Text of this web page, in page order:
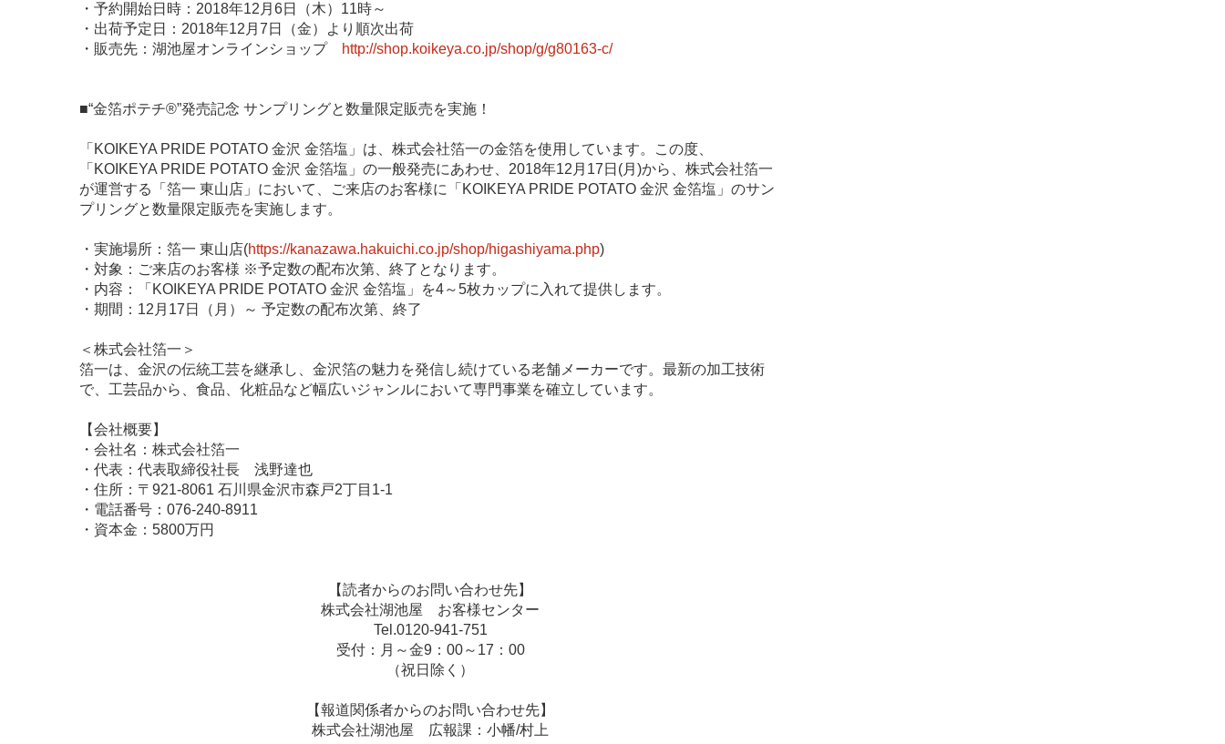
・予約開始日時：2018年12月6日（木）11時～
・出荷予定日：2018年12月7日（金）より順次出荷
・販売先：湖池屋オンラインショップ
http://shop.koikeya.co.jp/shop/g/g80163-c/
■“金箔ポテチ®”発売記念 サンプリングと数量限定販売を実施！
「KOIKEYA PRIDE POTATO 金沢 金箔塩」は、株式会社箔一の金箔を使用しています。この度、
「KOIKEYA PRIDE POTATO 金沢 金箔塩」の一般発売にあわせ、2018年12月17日(月)から、株式会社箔一
が運営する「箔一 東山店」において、ご来店のお客様に「KOIKEYA PRIDE POTATO 金沢 金箔塩」のサン
プリングと数量限定販売を実施します。
・実施場所：箔一 東山店(https://kanazawa.hakuichi.co.jp/shop/higashiyama.php)
・対象：ご来店のお客様 ※予定数の配布次第、終了となります。
・内容：「KOIKEYA PRIDE POTATO 金沢 金箔塩」を4～5枚カップに入れて提供します。
・期間：12月17日（月）～ 予定数の配布次第、終了
＜株式会社箔一＞
箔一は、金沢の伝統工芸を継承し、金沢箔の魅力を発信し続けている老舗メーカーです。最新の加工技術
で、工芸品から、食品、化粧品など幅広いジャンルにおいて専門事業を確立しています。
【会社概要】
・会社名：株式会社箔一
・代表：代表取締役社長 浅野達也
・住所：〒921-8061 石川県金沢市森戸2丁目1-1
・電話番号：076-240-8911
・資本金：5800万円
【読者からのお問い合わせ先】
株式会社湖池屋 お客様センター
Tel.0120-941-751
受付：月～金9：00～17：00
（祝日除く）
【報道関係者からのお問い合わせ先】
株式会社湖池屋 広報課：小幡/村上